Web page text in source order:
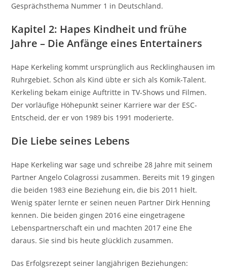
Gesprächsthema Nummer 1 in Deutschland.
Kapitel 2: Hapes Kindheit und frühe
Jahre – Die Anfänge eines Entertainers
Hape Kerkeling kommt ursprünglich aus Recklinghausen im
Ruhrgebiet. Schon als Kind übte er sich als Komik-Talent.
Kerkeling bekam einige Auftritte in TV-Shows und Filmen.
Der vorläufige Höhepunkt seiner Karriere war der ESC-
Entscheid, der er von 1989 bis 1991 moderierte.
Die Liebe seines Lebens
Hape Kerkeling war sage und schreibe 28 Jahre mit seinem
Partner Angelo Colagrossi zusammen. Bereits mit 19 gingen
die beiden 1983 eine Beziehung ein, die bis 2011 hielt.
Wenig später lernte er seinen neuen Partner Dirk Henning
kennen. Die beiden gingen 2016 eine eingetragene
Lebenspartnerschaft ein und machten 2017 eine Ehe
daraus. Sie sind bis heute glücklich zusammen.
Das Erfolgsrezept seiner langjährigen Beziehungen: